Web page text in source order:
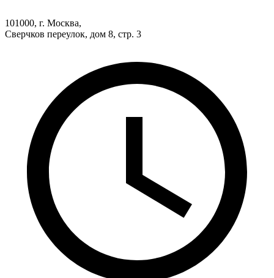
101000, г. Москва,
Сверчков переулок, дом 8, стр. 3